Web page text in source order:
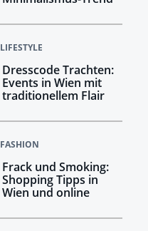
LIFESTYLE
Dresscode Trachten:
Events in Wien mit
traditionellem Flair
FASHION
Frack und Smoking:
Shopping Tipps in
Wien und online